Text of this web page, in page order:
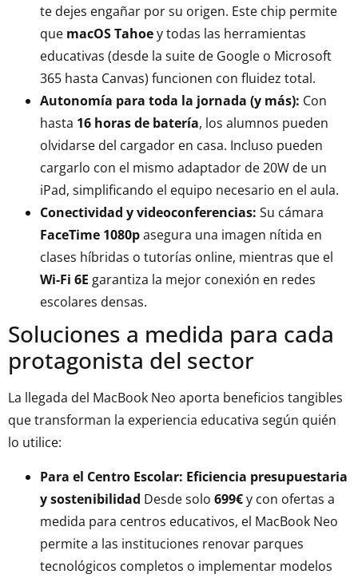
te dejes engañar por su origen. Este chip permite
que macOS Tahoey todas las herramientas
educativas (desde la suite de Google o Microsoft
365 hasta Canvas) funcionen con fluidez total.
Autonomía para toda la jornada (y más): Con
hasta 16 horas de batería, los alumnos pueden
olvidarse del cargador en casa. Incluso pueden
cargarlo con el mismo adaptador de 20W de un
iPad, simplificando el equipo necesario en el aula.
Conectividad y videoconferencias: Su cámara
FaceTime 1080pasegura una imagen nítida en
clases híbridas o tutorías online, mientras que el
Wi-Fi 6E garantiza la mejor conexión en redes
escolares densas.
Soluciones a medida para cada
protagonista del sector
La llegada del MacBook Neo aporta beneficios tangibles
que transforman la experiencia educativa según quién
lo utilice:
Para el Centro Escolar: Eficiencia presupuestaria
y sostenibilidad Desde solo 699€y con ofertas a
medida para centros educativos, el MacBook Neo
permite a las instituciones renovar parques
tecnológicos completos o implementar modelos